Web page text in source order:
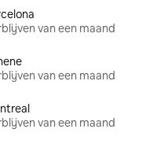
van een maand
van een maand
van een maand